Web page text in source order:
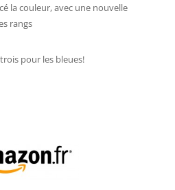
la couleur, avec une nouvelle
rangs
pour les bleues!